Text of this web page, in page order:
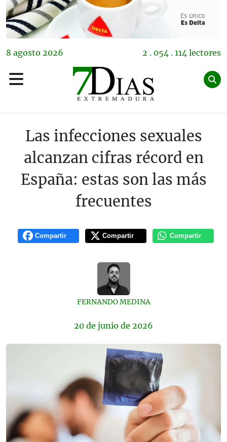
8 agosto 2026 2 . 054 . 114 lectores
Las infecciones sexuales
alcanzan cifras récord en
España: estas son las más
frecuentes
Compartir Compartir Compartir
FERNANDO MEDINA
20 de junio de 2026